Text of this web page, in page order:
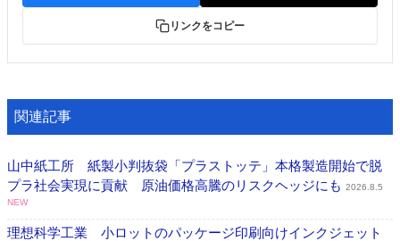
リンクをコピー
関連記事
山中紙工所 紙製小判抜袋「プラストッテ」本格製造開始で脱
プラ社会実現に貢献 原油価格高騰のリスクヘッジにも 2026.8.5
NEW
理想科学工業 小ロットのパッケージ印刷向けインクジェット